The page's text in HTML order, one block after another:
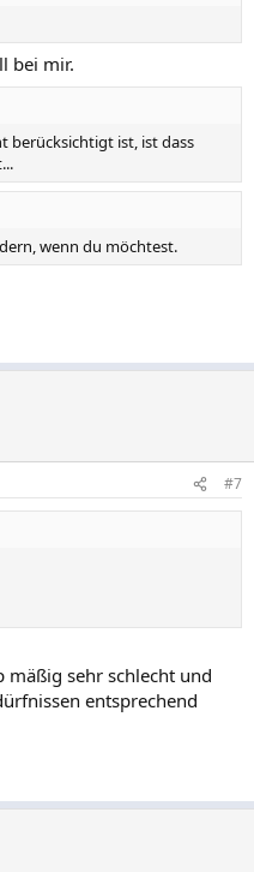
bei mir.
berücksichtigt ist, ist dass
wenn du möchtest.
#7
mäßig sehr schlecht und
entsprechend